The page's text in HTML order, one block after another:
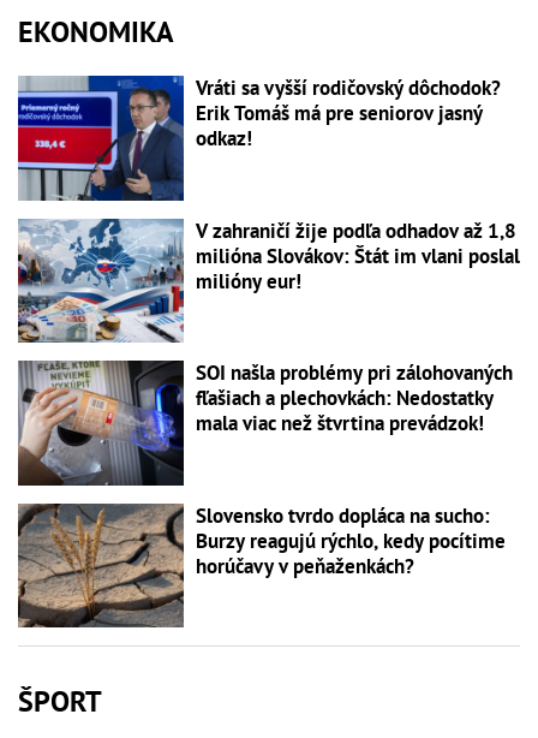
EKONOMIKA
Vráti sa vyšší rodičovský dôchodok?
Erik Tomáš má pre seniorov jasný
odkaz!
V zahraničí žije podľa odhadov až 1,8
milióna Slovákov: Štát im vlani poslal
milióny eur!
SOI našla problémy pri zálohovaných
fľašiach a plechovkách: Nedostatky
mala viac než štvrtina prevádzok!
Slovensko tvrdo dopláca na sucho:
Burzy reagujú rýchlo, kedy pocítime
horúčavy v peňaženkách?
ŠPORT